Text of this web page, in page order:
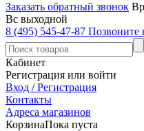
Заказать обратный звонок
Вс выходной
8 (495) 545-47-87 Позвоните
Кабинет
Регистрация или войти
Вход / Регистрация
Контакты
Адреса магазинов
КорзинаПока пуста